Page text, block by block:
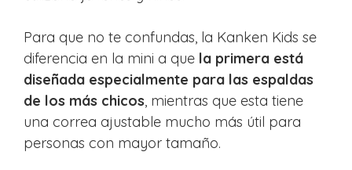
Para que no te confundas, la Kanken Kids se
diferencia en la mini a que la primera está
diseñada especialmente para las espaldas
de los más chicos, mientras que esta tiene
una correa ajustable mucho más útil para
personas con mayor tamaño.